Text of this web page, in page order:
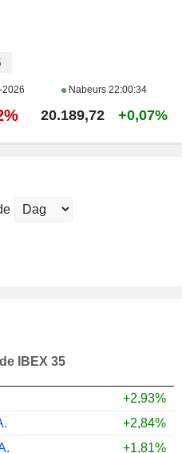
2026 Nabeurs 22:00:34
20.189,72 +0,07%
IBEX 35
+2,93%
+2,84%
+1,81%